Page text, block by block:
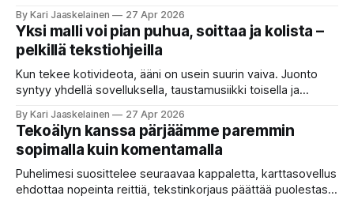
että kysyt työpaikan chat-robotilta: “Mitä viime kuun
kokouspäiväkirjassa päätettiin etätyöpäivistä?” Robotti
selaa arkistoja ja poimii sinulle pätkän, jossa toistellaan, mitä
etätyö tarkoittaa. Teksti on aiheeltaan lähellä kysymystä,
By Kari Jaaskelainen 27 Apr 2026
Yksi malli voi pian puhua, soittaa ja kolista –
pelkillä tekstiohjeilla
Kun tekee kotivideota, ääni on usein suurin vaiva. Juonto
syntyy yhdellä sovelluksella, taustamusiikki toisella ja
erilaisia komentoja, eikä mikään niistä oikein “puhu”
toistensa kanssa. Lopputulos on pienen palapelityön tulos.
Vuosia on ajateltu, että näin tämän kuuluukin mennä. Puhe
on sanoja ja lauseita – hyvin jäsenneltyä.
By Kari Jaaskelainen 27 Apr 2026
Tekoälyn kanssa pärjäämme paremmin
sopimalla kuin komentamalla
Puhelimesi suosittelee seuraavaa kappaletta, karttasovellus
ehdottaa nopeinta reittiä, tekstinkorjaus päättää puolestasi,